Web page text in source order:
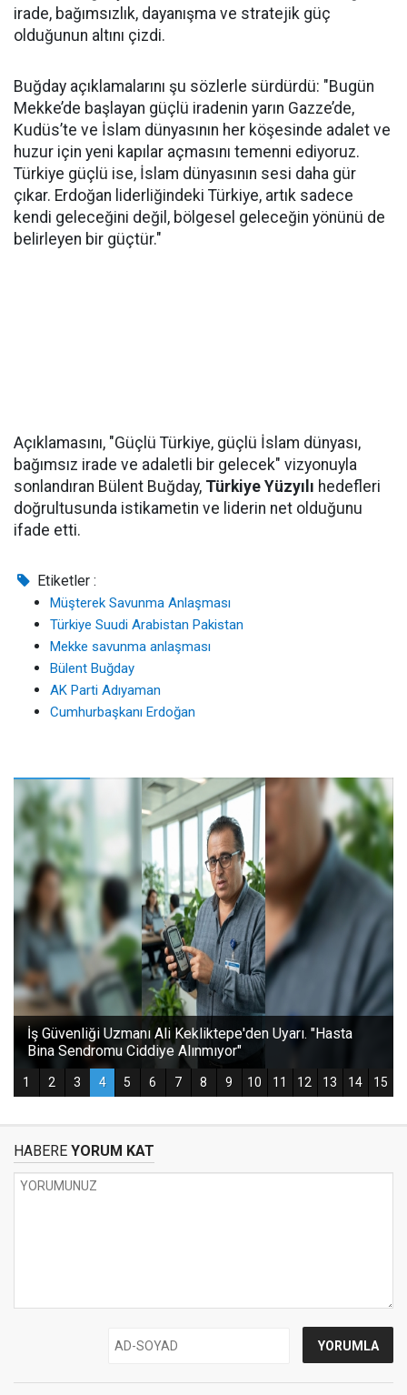
irade, bağımsızlık, dayanışma ve stratejik güç
olduğunun altını çizdi.
Buğday açıklamalarını şu sözlerle sürdürdü: "Bugün
Mekke’de başlayan güçlü iradenin yarın Gazze’de,
Kudüs’te ve İslam dünyasının her köşesinde adalet ve
huzur için yeni kapılar açmasını temenni ediyoruz.
Türkiye güçlü ise, İslam dünyasının sesi daha gür
çıkar. Erdoğan liderliğindeki Türkiye, artık sadece
kendi geleceğini değil, bölgesel geleceğin yönünü de
belirleyen bir güçtür."
Açıklamasını, "Güçlü Türkiye, güçlü İslam dünyası,
bağımsız irade ve adaletli bir gelecek" vizyonuyla
sonlandıran Bülent Buğday, Türkiye Yüzyılı hedefleri
doğrultusunda istikametin ve liderin net olduğunu
ifade etti.
Etiketler :
Müşterek Savunma Anlaşması
Türkiye Suudi Arabistan Pakistan
Mekke savunma anlaşması
Bülent Buğday
AK Parti Adıyaman
Cumhurbaşkanı Erdoğan
HABERE YORUM KAT